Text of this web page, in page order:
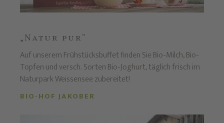
„Natur pur"
Auf unserem Frühstücksbuffet finden Sie Bio-Milch, Bio-
Topfen und versch. Sorten Bio-Joghurt, täglich frisch im
Naturpark Weissensee zubereitet!
BIO-HOF JAKOBER